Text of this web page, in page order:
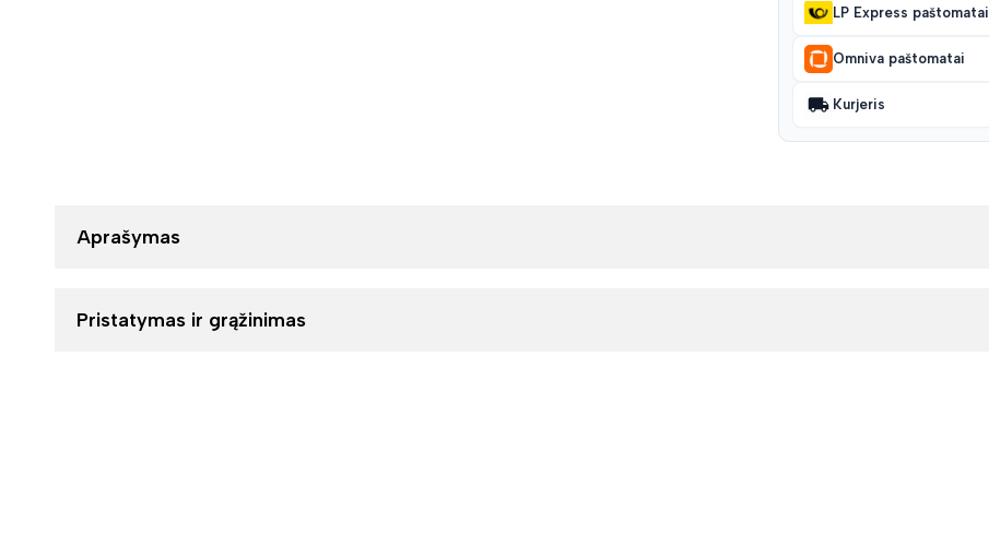
LP Express paštomatai
Omniva paštomatai
Kurjeris
Aprašymas
Pristatymas ir grąžinimas